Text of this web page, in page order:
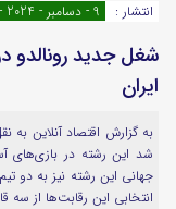
سروش
آپارات
رمز عبور
لطفا پاسخ را به عدد انگلیسی
یک × پنج =
انتشار :
9 - دسامبر - 2024 - 13:45
شغل جدید رونالدو
ایران
به گزارش اقتصاد آنلاین به
جهانی این رشته نیز به دو
انتخابی این رقابت‌ها از سه